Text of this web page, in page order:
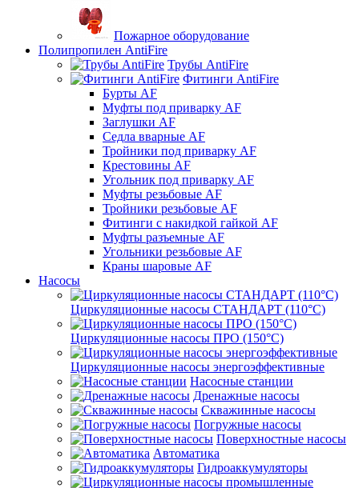
Пожарное оборудование
Полипропилен AntiFire
Трубы AntiFire
Фитинги AntiFire
Бурты AF
Муфты под приварку AF
Заглушки AF
Седла вварные AF
Тройники под приварку AF
Крестовины AF
Угольник под приварку AF
Муфты резьбовые AF
Тройники резьбовые AF
Фитинги с накидкой гайкой AF
Муфты разъемные AF
Угольники резьбовые AF
Краны шаровые AF
Насосы
Циркуляционные насосы СТАНДАРТ (110°C)
Циркуляционные насосы ПРО (150°C)
Циркуляционные насосы энергоэффективные
Насосные станции
Дренажные насосы
Скважинные насосы
Погружные насосы
Поверхностные насосы
Автоматика
Гидроаккумуляторы